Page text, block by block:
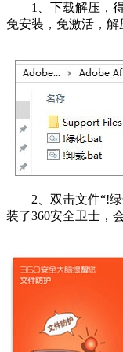
1、下载解压，得
免安装，免激活，解
2、双击文件“!绿
装了360安全卫士，